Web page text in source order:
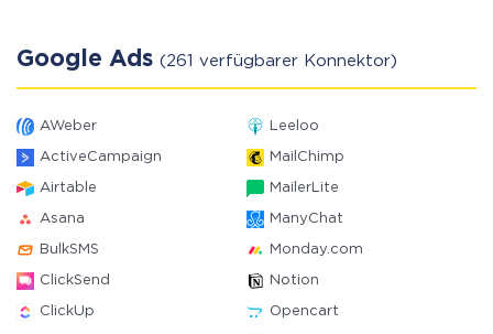
Google Ads (261 verfügbarer Konnektor)
AWeber Leeloo
ActiveCampaign MailChimp
Airtable MailerLite
Asana ManyChat
BulkSMS Monday.com
ClickSend Notion
ClickUp Opencart